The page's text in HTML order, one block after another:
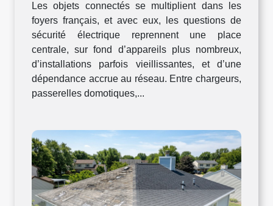
Les objets connectés se multiplient dans les
foyers français, et avec eux, les questions de
sécurité électrique reprennent une place
centrale, sur fond d’appareils plus nombreux,
d’installations parfois vieillissantes, et d’une
dépendance accrue au réseau. Entre chargeurs,
passerelles domotiques,...